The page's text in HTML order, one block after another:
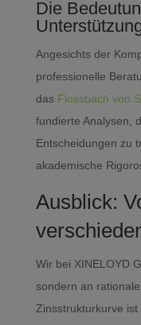
Die
Angesichts der
professionelle
das Flossbach von
fundierte Analysen,
Entscheidungen zu
akademische
Ausblick:
Wir bei XINELOYD
sondern an
Zinsstrukturkurve